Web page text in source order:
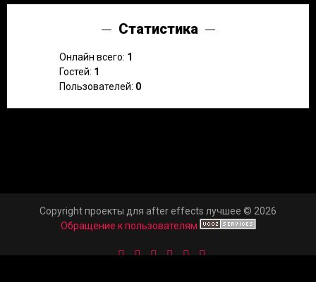
Статистика
Онлайн всего: 1
Гостей: 1
Пользователей: 0
Copyright проекты для after effects лучшее © 2026
Обращение к пользователям